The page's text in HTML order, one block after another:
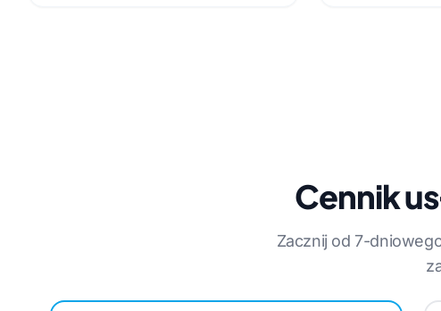
Cennik
Zacznij od 7-